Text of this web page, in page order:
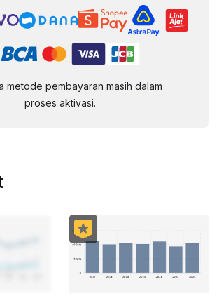
metode pembayaran masih dalam
proses aktivasi.